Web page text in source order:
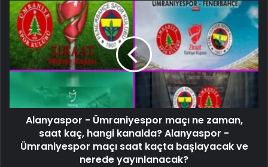
Alanyaspor - Ümraniyespor maçı ne zaman,
saat kaç, hangi kanalda? Alanyaspor -
Ümraniyespor maçı saat kaçta başlayacak ve
nerede yayınlanacak?